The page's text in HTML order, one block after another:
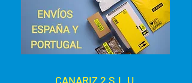
CANARIZ 2 S.L.U.